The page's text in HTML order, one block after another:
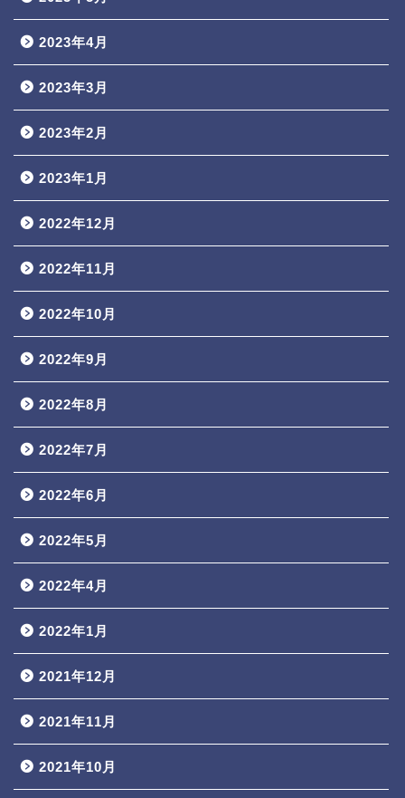
2023年4月
2023年3月
2023年2月
2023年1月
2022年12月
2022年11月
2022年10月
2022年9月
2022年8月
2022年7月
2022年6月
2022年5月
2022年4月
2022年1月
2021年12月
2021年11月
2021年10月